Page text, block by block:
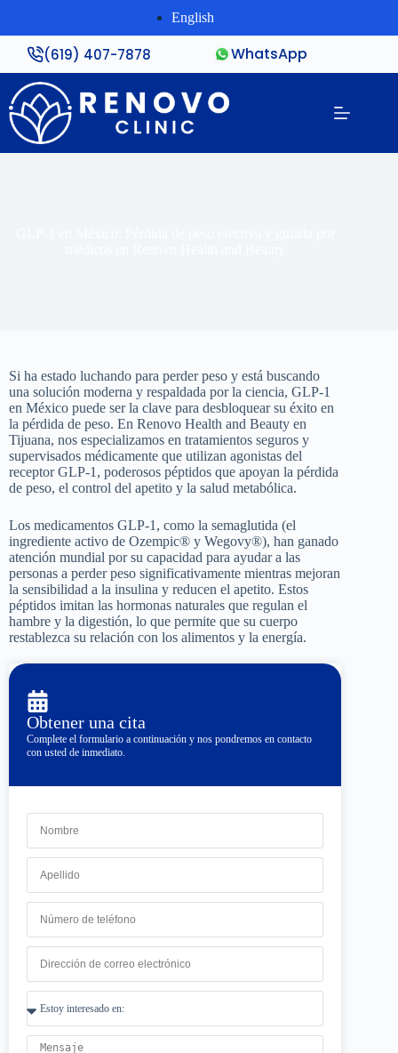
English
(619) 407-7878 WhatsApp
Si ha estado luchando para perder peso y está buscando
una solución moderna y respaldada por la ciencia, GLP-1
en México puede ser la clave para desbloquear su éxito en
la pérdida de peso. En Renovo Health and Beauty en
Tijuana, nos especializamos en tratamientos seguros y
supervisados médicamente que utilizan agonistas del
receptor GLP-1, poderosos péptidos que apoyan la pérdida
de peso, el control del apetito y la salud metabólica.
Los medicamentos GLP-1, como la semaglutida (el
ingrediente activo de Ozempic® y Wegovy®), han ganado
atención mundial por su capacidad para ayudar a las
personas a perder peso significativamente mientras mejoran
la sensibilidad a la insulina y reducen el apetito. Estos
péptidos imitan las hormonas naturales que regulan el
hambre y la digestión, lo que permite que su cuerpo
restablezca su relación con los alimentos y la energía.
Obtener una cita
Complete el formulario a continuación y nos pondremos en contacto
con usted de inmediato.